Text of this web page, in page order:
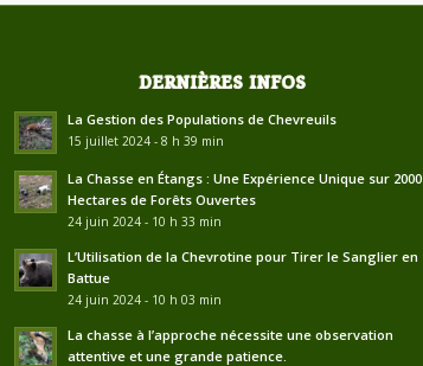
DERNIÈRES INFOS
La Gestion des Populations de Chevreuils
15 juillet 2024 - 8 h 39 min
La Chasse en Étangs : Une Expérience Unique sur 2000
Hectares de Forêts Ouvertes
24 juin 2024 - 10 h 33 min
L’Utilisation de la Chevrotine pour Tirer le Sanglier en
Battue
24 juin 2024 - 10 h 03 min
La chasse à l’approche nécessite une observation
attentive et une grande patience.